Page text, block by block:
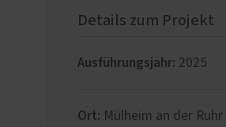
Details zum Projekt
Ausführungsjahr: 2025
Ort: Mülheim an der Ruhr